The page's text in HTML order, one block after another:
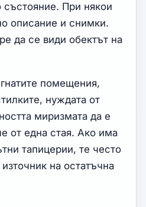
състояние. При някои
описание и снимки.
да се види обектът на
помещения,
нуждата от
миризмата да е
от една стая. Ако има
тапицерии, те често
на остатъчна